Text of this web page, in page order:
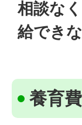
相談な
給でき
養育